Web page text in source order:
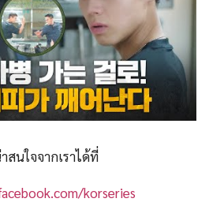
สนใจจากเราได้ที่
korseries